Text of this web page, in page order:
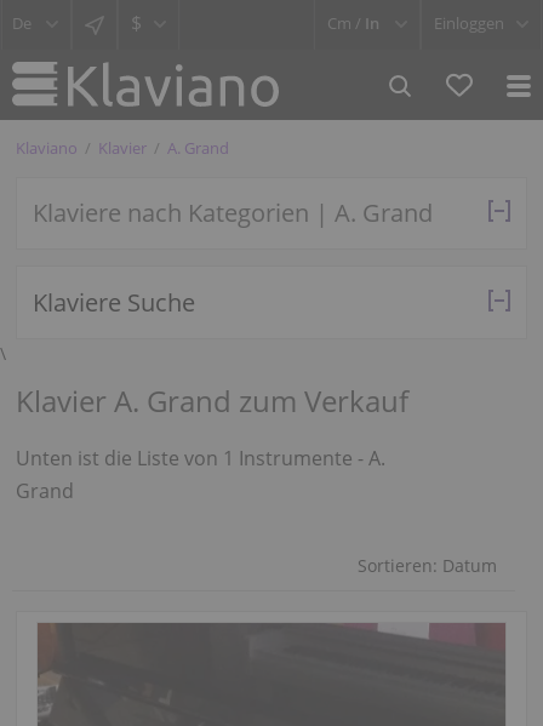
$ Cm / In Einloggen
Klaviano Klavier A. Grand
Klaviere nach Kategorien | A. Grand
Klaviere Suche
\
Klavier A. Grand zum Verkauf
Unten ist die Liste von 1 Instrumente - A.
Grand
Sortieren: Datum